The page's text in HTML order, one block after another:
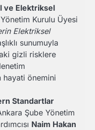
ve Elektriksel
Kurulu Üyesi
Elektriksel
sunumuyla
gizli risklere
hayati önemini
Standartlar
Şube Yönetim
Naim Hakan